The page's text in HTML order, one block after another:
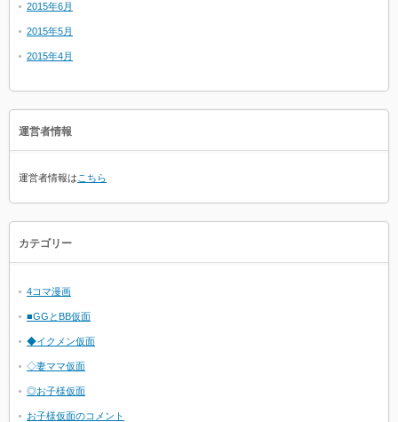
2015年6月
2015年5月
2015年4月
運営者情報
運営者情報は こちら
カテゴリー
4コマ漫画
■GGとBB仮面
◆イクメン仮面
◇妻ママ仮面
◎お子様仮面
お子様仮面のコメント